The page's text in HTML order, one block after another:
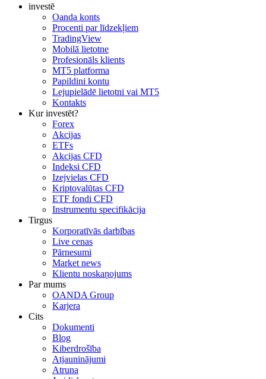
investē
Oanda konts
Procenti par līdzekļiem
TradingView
Mobilā lietotne
Profesionāls klients
MT5 platforma
Papildini kontu
Lejupielādē lietotni vai MT5
Kontakts
Kur investēt?
Forex
Akcijas
ETFs
Akcijas CFD
Indeksi CFD
Izejvielas CFD
Kriptovalūtas CFD
ETF fondi CFD
Instrumentu specifikācija
Tirgus
Korporatīvās darbības
Live cenas
Pārnesumi
Market news
Klientu noskaņojums
Par mums
OANDA Group
Karjera
Cits
Dokumenti
Blog
Kiberdrošība
Atjauninājumi
Atruna